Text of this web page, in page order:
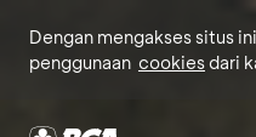
Dengan mengakses situs
penggunaan cookies dari